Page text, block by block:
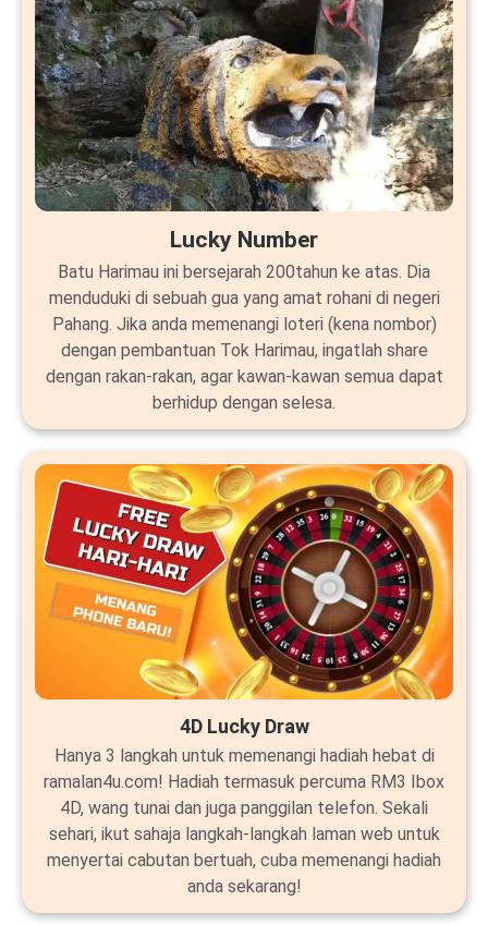
Lucky Number
Batu Harimau ini bersejarah 200tahun ke atas. Dia
menduduki di sebuah gua yang amat rohani di negeri
Pahang. Jika anda memenangi loteri (kena nombor)
dengan pembantuan Tok Harimau, ingatlah share
dengan rakan-rakan, agar kawan-kawan semua dapat
berhidup dengan selesa.
4D Lucky Draw
Hanya 3 langkah untuk memenangi hadiah hebat di
ramalan4u.com! Hadiah termasuk percuma RM3 Ibox
4D, wang tunai dan juga panggilan telefon. Sekali
sehari, ikut sahaja langkah-langkah laman web untuk
menyertai cabutan bertuah, cuba memenangi hadiah
anda sekarang!